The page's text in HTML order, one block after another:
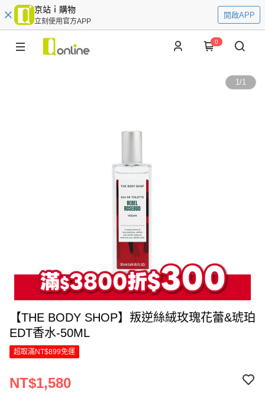
京站ｉ購物
立刻使用官方APP
開啟APP
0
1/1
【THE BODY SHOP】叛逆絲絨玫瑰花蕾&琥珀
EDT香水-50ML
超取滿NT$899免運
NT$1,580